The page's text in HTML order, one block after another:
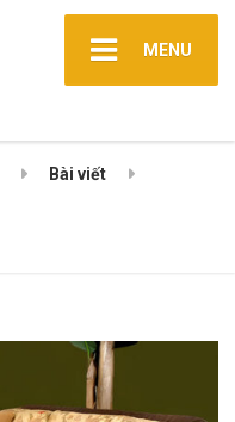
MENU
Bài viết